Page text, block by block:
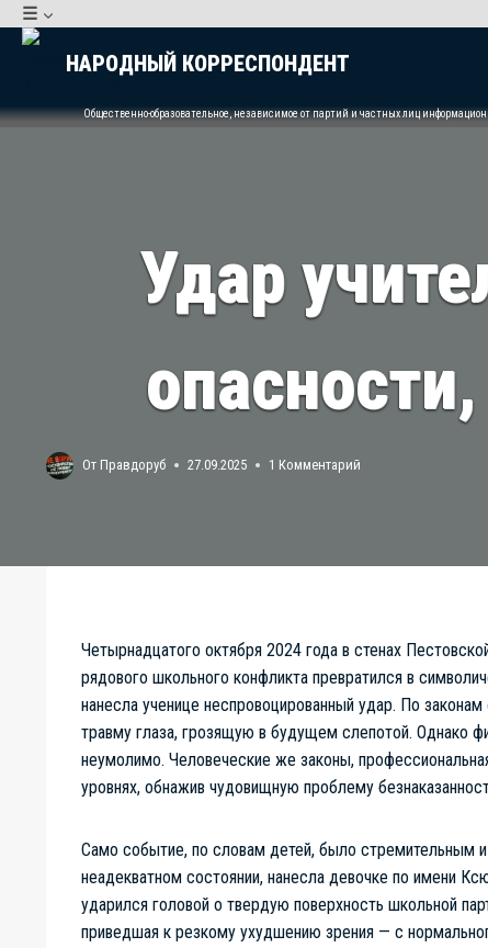
Перейти
содержимому
☰
НАРОДНЫЙ КОРРЕСПОНДЕНТ
Общественно-образовательное, независимое от партий и частных лиц
Удар
От Правдоруб 27.09.2025 1 Комментарий
Четырнадцатого октября 2024 года в стенах
рядового школьного конфликта превратился в
нанесла ученице неспровоцированный удар. По
травму глаза, грозящую в будущем слепотой. Однако
неумолимо. Человеческие же законы,
уровнях, обнажив чудовищную проблему
Само событие, по словам детей, было стремительным
неадекватном состоянии, нанесла девочке по имени
ударился головой о твердую поверхность школьной
приведшая к резкому ухудшению зрения — с